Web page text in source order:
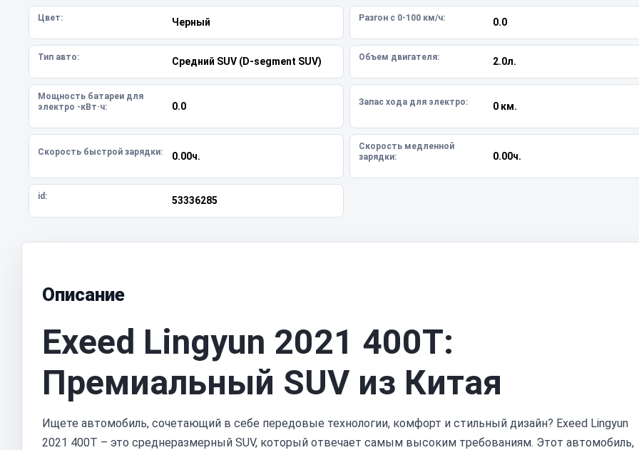
Цвет: Черный Разгон с 0-100 км/ч: 0.0
Тип авто: Средний SUV (D-segment SUV) Объем двигателя: 2.0л.
Мощность батареи для
электро -кВт·ч:
0.0 Запас хода для электро: 0 км.
Скорость быстрой зарядки: 0.00ч.
Скорость медленной
зарядки:
0.00ч.
id: 53336285
Описание
Exeed Lingyun 2021 400T:
Премиальный SUV из Китая
Ищете автомобиль, сочетающий в себе передовые технологии, комфорт и стильный дизайн? Exeed Lingyun
2021 400T – это среднеразмерный SUV, который отвечает самым высоким требованиям. Этот автомобиль,